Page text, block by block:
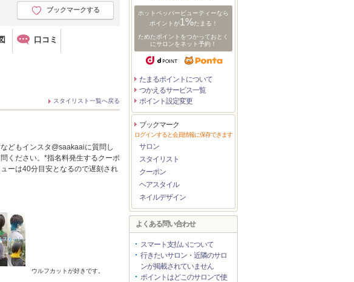
ブックマークする
口コミ
スタイリスト一覧へ戻る
どもインスタ@saakaaiに質問し
ください。*指名料発生するクーポ
ーは40分目安となるので遅刻され
ウルフカットが好きです。
ホットペッパービューティーなら
ポイントが1%たまる！
ためたポイントをつかっておとく
にサロンをネット予約！
たまるポイントについて
つかえるサービス一覧
ポイント設定変更
ブックマーク
ログインすると会員情報に保存できます
サロン
スタイリスト
クーポン
ヘアスタイル
ネイルデザイン
よくある問い合わせ
スマート支払いについて
行きたいサロン・近隣のサロ
ンが掲載されていません
ポイントはどこのサロンで使